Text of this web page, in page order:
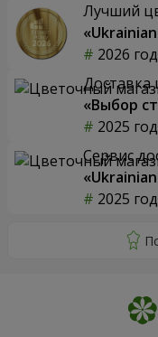
Лучший
2026 год
Доставка
«Выбор
2025 год
Сервис
2025 год